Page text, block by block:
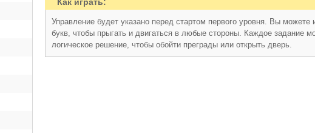
Управление будет указано перед стартом первого уровня. Вы
букв, чтобы прыгать и двигаться в любые стороны. Каждое задание
логическое решение, чтобы обойти преграды или открыть дверь.